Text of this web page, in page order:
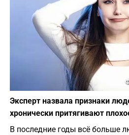
Эксперт назвала признаки
хронически притягивают
В последние годы всё больше